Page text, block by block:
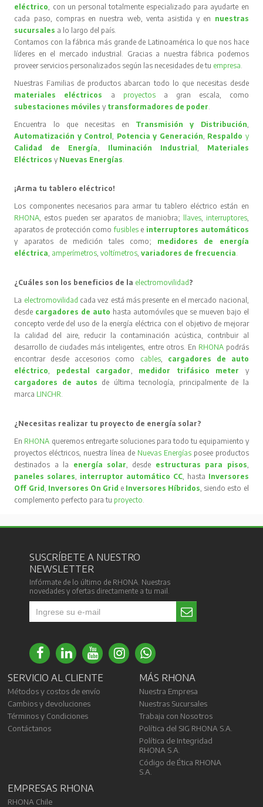
eléctrico , con un personal totalmente especializado para ayudarte en
cada paso, compras en nuestra web, venta asistida y en nuestras
sucursales a lo largo del país.
Contamos con la fábrica más grande de Latinoamérica lo que nos hace
líderes en el mercado industrial. Gracias a nuestra fábrica podemos
proveer servicios personalizados según las necesidades de tu empresa
Nuestras Familias de productos abarcan todo lo que necesitas desde
materiales eléctricos
a proyectos
a gran escala, como
subestaciones móvilesy transformadores de poder
Encuentra lo que necesitas en Transmisión y Distribución
Automatización y Control
Potencia y Generación Respaldo y
Calidad de Energía
Iluminación Industrial
Materiales
Eléctricos y Nuevas Energías
¡Arma tu tablero eléctrico!
Los componentes necesarios para armar tu tablero eléctrico están en
RHONA , estos pueden ser aparatos de maniobra; llaves, interruptores,
aparatos de protección comofusibles e interruptores automáticos
y aparatos de medición tales como; medidores de energía
eléctrica amperímetros ,voltímetros ,variadores de frecuencia
¿Cuáles son los beneficios de la electromovilidad?
La electromovilidad cada vez está más presente en el mercado nacional,
desde cargadores de auto hasta automóviles que se mueven bajo el
concepto verde del uso de la energía eléctrica con el objetivo de mejorar
la calidad del aire, reducir la contaminación acústica, contribuir al
desarrollo de ciudades más inteligentes, entre otros. En RHONA podrás
encontrar desde accesorios como cables, cargadores de auto
eléctrico
pedestal cargador medidor trifásico meter
y
cargadores de autos de última tecnología, principalmente de la
marca LINCHR
¿Necesitas realizar tu proyecto de energía solar?
En RHONA queremos entregarte soluciones para todo tu equipamiento y
proyectos eléctricos, nuestra línea de Nuevas Energíasposee productos
destinados a la energía solar , desde estructuras para pisos
paneles solares
interruptor automático CC, hasta Inversores
Off Grid Inversores On Grid e Inversores Híbridos , siendo esto el
complemento perfecto para tu proyecto
SUSCRÍBETE A NUESTRO
NEWSLETTER
Infórmate de lo último de RHONA. Nuestras
novedades y ofertas directamente a tu mail.
SERVICIO AL CLIENTE
Métodos y costos de envío
Cambios y devoluciones
Términos y Condiciones
Contáctanos
MÁS RHONA
Nuestra Empresa
Nuestras Sucursales
Trabaja con Nosotros
Política del SIG RHONA S.A.
Política de Integridad
RHONA S.A.
Código de Ética RHONA
S.A.
EMPRESAS RHONA
RHONA Chile